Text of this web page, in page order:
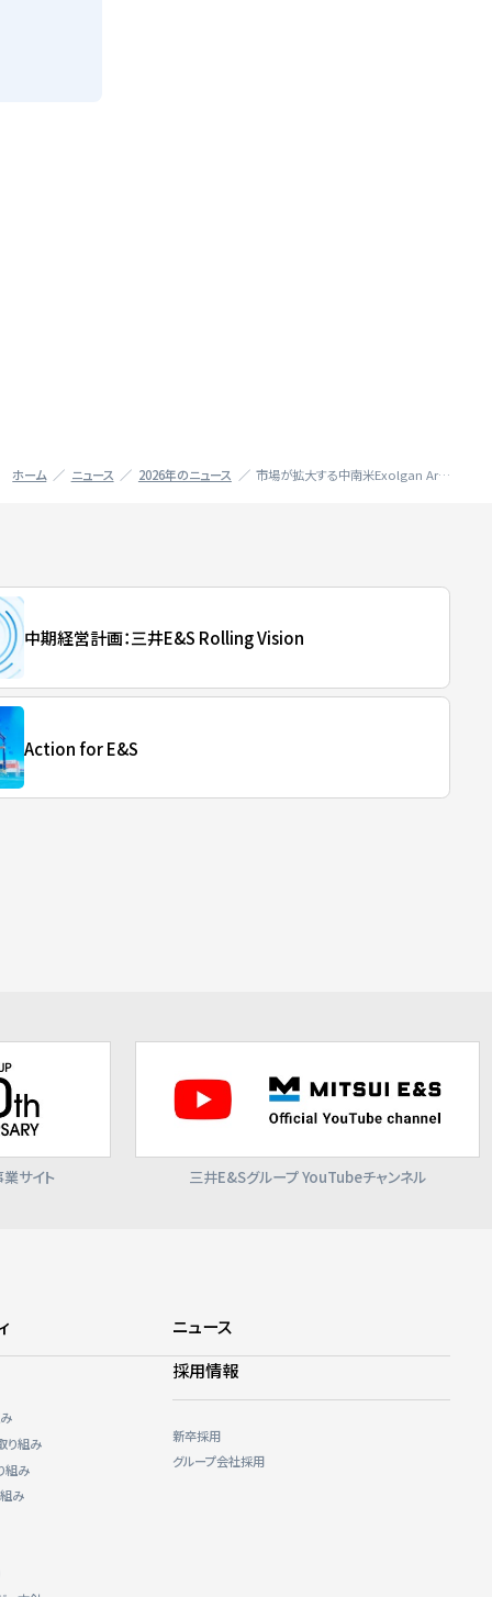
ホーム ニュース 2026年のニュース 市場が拡大する中南米Exolgan Ar…
中期経営計画：三井E&S Rolling Vision
Action for E&S
サイト 三井E&Sグループ YouTubeチャンネル
り組み
組み
み
ニュース
採用情報
新卒採用
グループ会社採用